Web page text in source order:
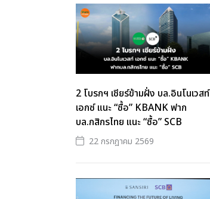
2 โบรกฯ เชียร์ข้ามฝั่ง บล.อินโนเวสท์
เอกซ์ แนะ “ซื้อ” KBANK ฟาก
บล.กสิกรไทย แนะ “ซื้อ” SCB
22 กรกฎาคม 2569